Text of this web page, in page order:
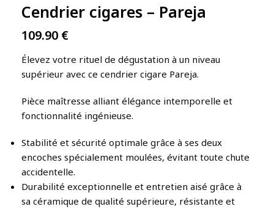
Cendrier cigares – Pareja
109.90 €
Élevez votre rituel de dégustation à un niveau
supérieur avec ce cendrier cigare Pareja.
Pièce maîtresse alliant élégance intemporelle et
fonctionnalité ingénieuse.
Stabilité et sécurité optimale grâce à ses deux
encoches spécialement moulées, évitant toute chute
accidentelle.
Durabilité exceptionnelle et entretien aisé grâce à
sa céramique de qualité supérieure, résistante et